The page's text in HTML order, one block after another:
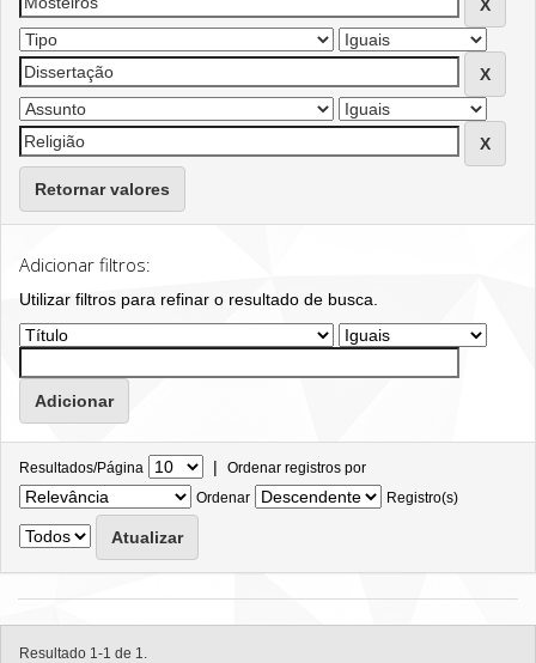
Retornar valores
Adicionar filtros:
Utilizar filtros para refinar o resultado de busca.
Resultados/Página | Ordenar registros por
Ordenar
Registro(s)
Resultado 1-1 de 1.